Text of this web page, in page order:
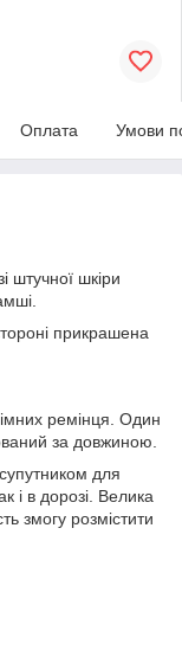
Оплата Умови
штучної шкіри
прикрашена
ремінця. Один
за довжиною.
для
і в дорозі. Велика
змогу розмістити